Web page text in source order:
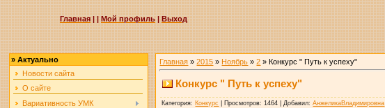
Главная||Мой профиль|Выход
»Актуально
Новости сайта
О сайте
Вариативность УМК
Главная »2015 » Ноябрь » 2 » Конкурс " Путь к успеху"
Конкурс " Путь к успеху"
Категория: Конкурс Просмотров: 1464 | Добавил:АнжеликаВладимировна